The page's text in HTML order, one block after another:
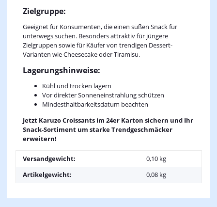
Zielgruppe:
Geeignet für Konsumenten, die einen süßen Snack für
unterwegs suchen. Besonders attraktiv für jüngere
Zielgruppen sowie für Käufer von trendigen Dessert-
Varianten wie Cheesecake oder Tiramisu.
Lagerungshinweise:
Kühl und trocken lagern
Vor direkter Sonneneinstrahlung schützen
Mindesthaltbarkeitsdatum beachten
Jetzt Karuzo Croissants im 24er Karton sichern und Ihr
Snack-Sortiment um starke Trendgeschmäcker
erweitern!
Versandgewicht:
0,10 kg
Artikelgewicht:
0,08 kg